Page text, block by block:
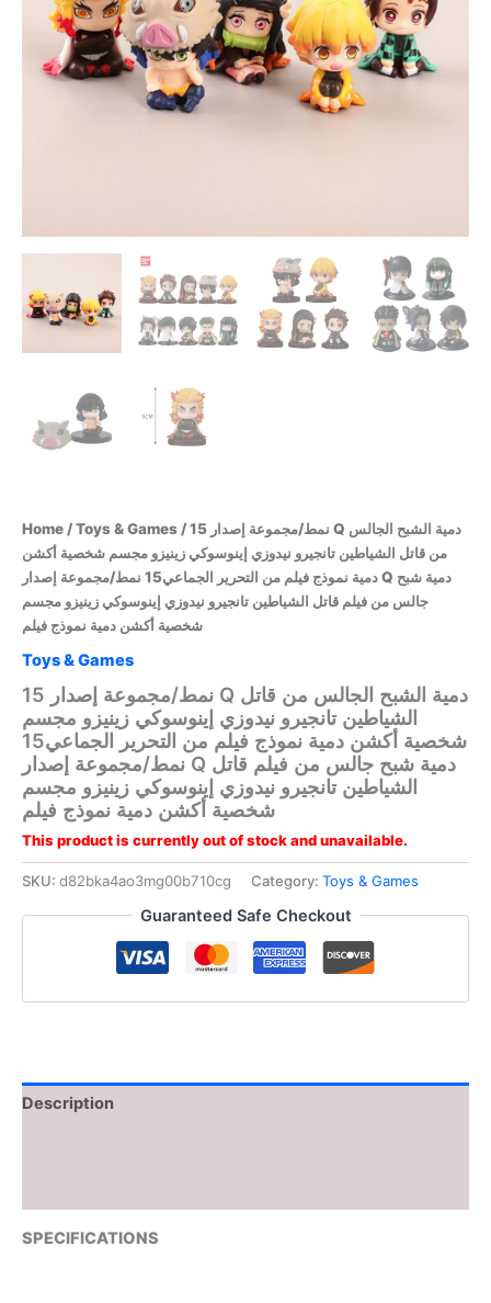
Home /Toys & Games / 15 نمط/مجموعة إصدار Q دمية الشبح الجالس
من قاتل الشياطين تانجيرو نيدوزي إينوسوكي زينيزو مجسم شخصية أكشن
دمية نموذج فيلم من التحرير الجماعي15 نمط/مجموعة إصدار Q دمية شبح
جالس من فيلم قاتل الشياطين تانجيرو نيدوزي إينوسوكي زينيزو مجسم
شخصية أكشن دمية نموذج فيلم
Toys & Games
15 نمط/مجموعة إصدار Q دمية الشبح الجالس من قاتل
الشياطين تانجيرو نيدوزي إينوسوكي زينيزو مجسم
شخصية أكشن دمية نموذج فيلم من التحرير الجماعي15
نمط/مجموعة إصدار Q دمية شبح جالس من فيلم قاتل
الشياطين تانجيرو نيدوزي إينوسوكي زينيزو مجسم
شخصية أكشن دمية نموذج فيلم
This product is currently out of stock and unavailable.
SKU: d82bka4ao3mg00b710cg Category: Toys & Games
Guaranteed Safe Checkout
Description
SPECIFICATIONS